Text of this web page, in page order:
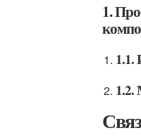
1.
1.1.
1.2.